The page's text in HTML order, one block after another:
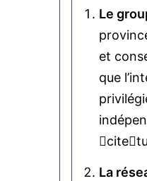
Le
et
que
La